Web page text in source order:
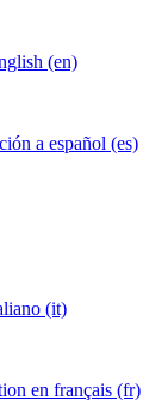
(en)
a español (es)
(it)
en français (fr)